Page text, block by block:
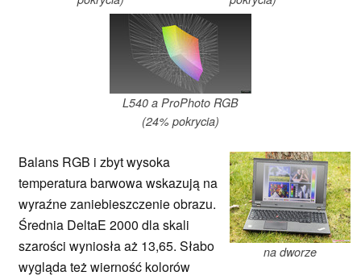
L540 a ProPhoto RGB
(24% pokrycia)
na dworze
Balans RGB i zbyt wysoka
temperatura barwowa wskazują na
wyraźne zaniebieszczenie obrazu.
Średnia DeltaE 2000 dla skali
szarości wyniosła aż 13,65. Słabo
wygląda też wierność kolorów